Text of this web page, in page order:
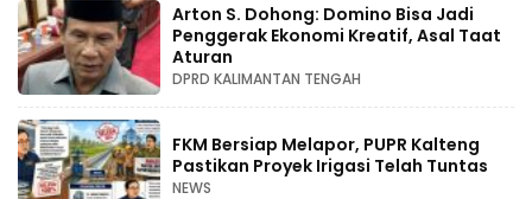
Arton S. Dohong: Domino Bisa Jadi
Penggerak Ekonomi Kreatif, Asal Taat
Aturan
DPRD KALIMANTAN TENGAH
FKM Bersiap Melapor, PUPR Kalteng
Pastikan Proyek Irigasi Telah Tuntas
NEWS